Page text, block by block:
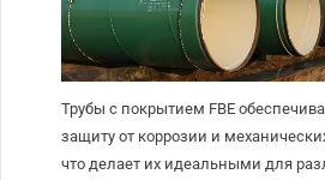
Трубы с покрытием FBE
защиту от коррозии и
что делает их идеальными для